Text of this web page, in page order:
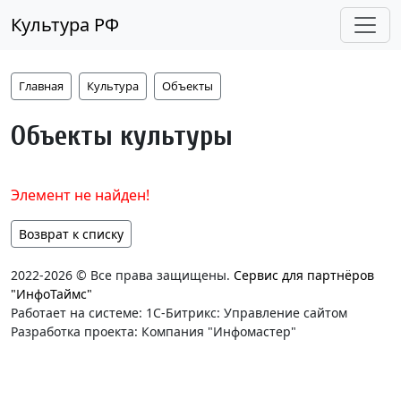
Культура РФ
Главная Культура Объекты
Объекты культуры
Элемент не найден!
Возврат к списку
2022-2026 © Все права защищены. Сервис для партнёров
"ИнфоТаймс"
Работает на системе: 1С-Битрикс: Управление сайтом
Разработка проекта: Компания "Инфомастер"